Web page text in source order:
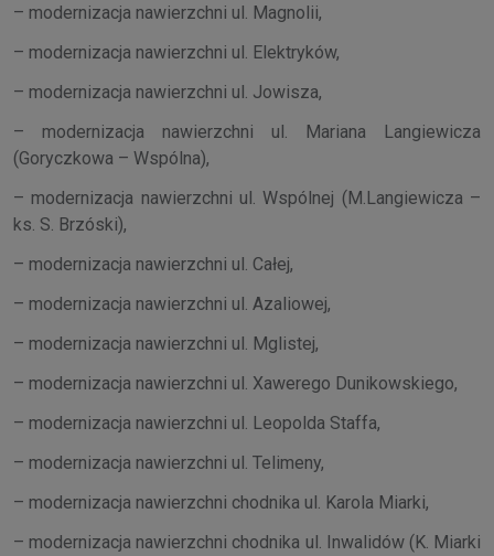
– modernizacja nawierzchni ul. Magnolii,
– modernizacja nawierzchni ul. Elektryków,
– modernizacja nawierzchni ul. Jowisza,
– modernizacja nawierzchni ul. Mariana Langiewicza
(Goryczkowa – Wspólna),
– modernizacja nawierzchni ul. Wspólnej (M.Langiewicza –
ks. S. Brzóski),
– modernizacja nawierzchni ul. Całej,
– modernizacja nawierzchni ul. Azaliowej,
– modernizacja nawierzchni ul. Mglistej,
– modernizacja nawierzchni ul. Xawerego Dunikowskiego,
– modernizacja nawierzchni ul. Leopolda Staffa,
– modernizacja nawierzchni ul. Telimeny,
– modernizacja nawierzchni chodnika ul. Karola Miarki,
– modernizacja nawierzchni chodnika ul. Inwalidów (K. Miarki